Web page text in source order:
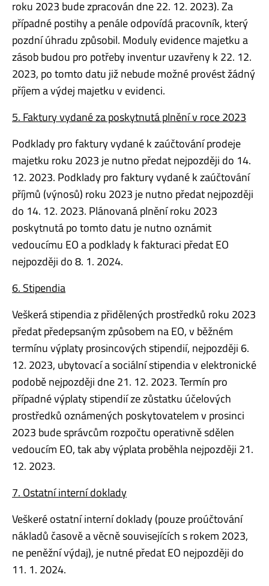
roku 2023 bude zpracován dne 22. 12. 2023). Za
případné postihy a penále odpovídá pracovník, který
pozdní úhradu způsobil. Moduly evidence majetku a
zásob budou pro potřeby inventur uzavřeny k 22. 12.
2023, po tomto datu již nebude možné provést žádný
příjem a výdej majetku v evidenci.
5. Faktury vydané za poskytnutá plnění v roce 2023
Podklady pro faktury vydané k zaúčtování prodeje
majetku roku 2023 je nutno předat nejpozději do 14.
12. 2023. Podklady pro faktury vydané k zaúčtování
příjmů (výnosů) roku 2023 je nutno předat nejpozději
do 14. 12. 2023. Plánovaná plnění roku 2023
poskytnutá po tomto datu je nutno oznámit
vedoucímu EO a podklady k fakturaci předat EO
nejpozději do 8. 1. 2024.
6. Stipendia
Veškerá stipendia z přidělených prostředků roku 2023
předat předepsaným způsobem na EO, v běžném
termínu výplaty prosincových stipendií, nejpozději 6.
12. 2023, ubytovací a sociální stipendia v elektronické
podobě nejpozději dne 21. 12. 2023. Termín pro
případné výplaty stipendií ze zůstatku účelových
prostředků oznámených poskytovatelem v prosinci
2023 bude správcům rozpočtu operativně sdělen
vedoucím EO, tak aby výplata proběhla nejpozději 21.
12. 2023.
7. Ostatní interní doklady
Veškeré ostatní interní doklady (pouze proúčtování
nákladů časově a věcně souvisejících s rokem 2023,
ne peněžní výdaj), je nutné předat EO nejpozději do
11. 1. 2024.